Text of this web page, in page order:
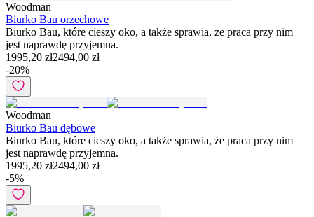
Woodman
Biurko Bau orzechowe
Biurko Bau, które cieszy oko, a także sprawia, że praca przy nim
jest naprawdę przyjemna.
1995,20 zł2494,00 zł
-20%
Woodman
Biurko Bau dębowe
Biurko Bau, które cieszy oko, a także sprawia, że praca przy nim
jest naprawdę przyjemna.
1995,20 zł2494,00 zł
-5%